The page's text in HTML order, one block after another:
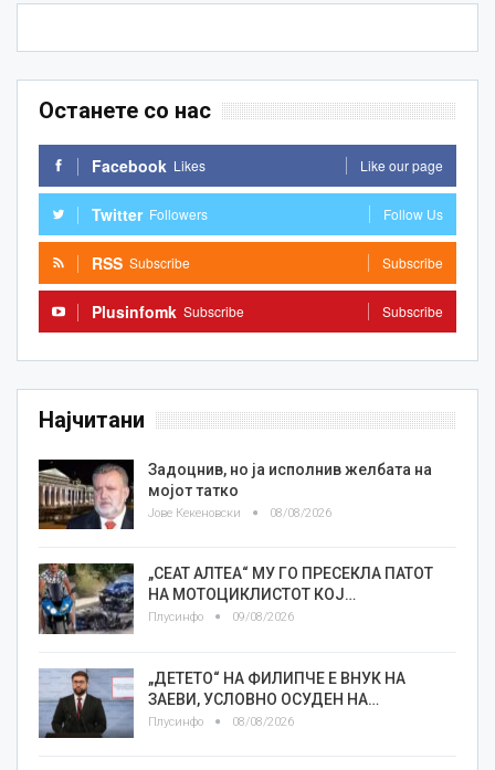
Останете со нас
Facebook Likes Like our page
Twitter Followers Follow Us
RSS Subscribe Subscribe
Plusinfomk Subscribe Subscribe
Најчитани
Задоцнив, но ја исполнив желбата на
мојот татко
Јове Кекеновски 08/08/2026
„СЕАТ АЛТЕА“ МУ ГО ПРЕСЕКЛА ПАТОТ
НА МОТОЦИКЛИСТОТ КОЈ…
Плусинфо 09/08/2026
„ДЕТЕТО“ НА ФИЛИПЧЕ Е ВНУК НА
ЗАЕВИ, УСЛОВНО ОСУДЕН НА…
Плусинфо 08/08/2026